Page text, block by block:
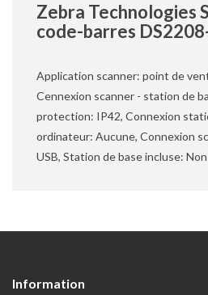
Zebra Technologies
code-barres
Application scanner: point de
Cennexion scanner - station de
protection: IP42, Connexion
ordinateur: Aucune, Connexion
USB, Station de base incluse: Non
Information